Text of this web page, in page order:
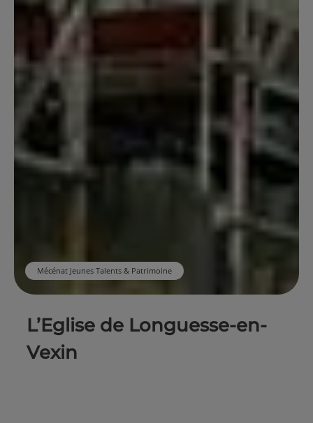
Mécénat Jeunes Talents & Patrimoine
L’Eglise de Longuesse-en-
Vexin